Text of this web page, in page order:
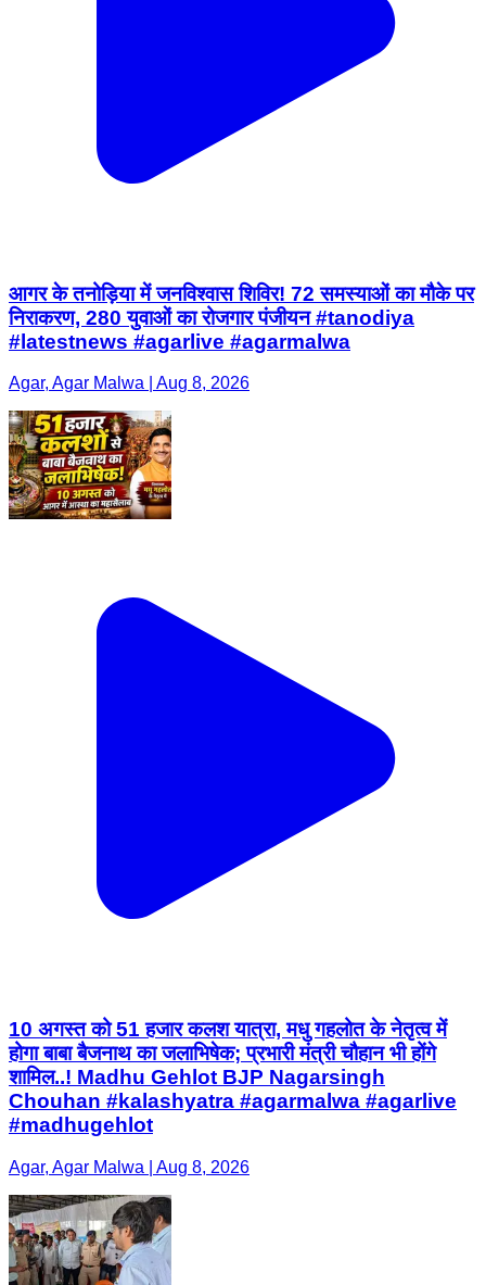
आगर के तनोड़िया में जनविश्वास शिविर! 72 समस्याओं का मौके पर
निराकरण, 280 युवाओं का रोजगार पंजीयन #tanodiya
#latestnews #agarlive #agarmalwa
Agar, Agar Malwa | Aug 8, 2026
10 अगस्त को 51 हजार कलश यात्रा, मधु गहलोत के नेतृत्व में
होगा बाबा बैजनाथ का जलाभिषेक; प्रभारी मंत्री चौहान भी होंगे
शामिल..! Madhu Gehlot BJP Nagarsingh
Chouhan #kalashyatra #agarmalwa #agarlive
#madhugehlot
Agar, Agar Malwa | Aug 8, 2026